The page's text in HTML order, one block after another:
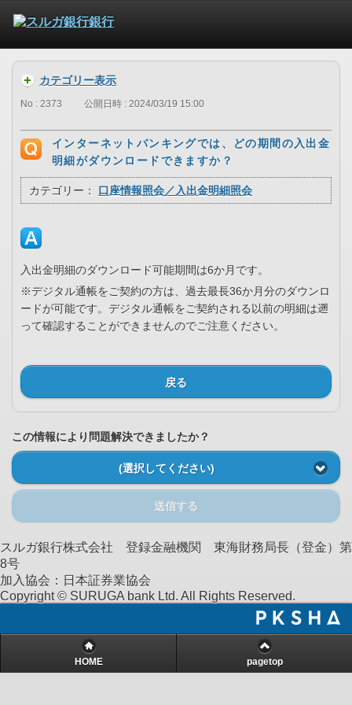
カテゴリー表示
No : 2373 公開日時 : 2024/03/19 15:00
インターネットバンキングでは、どの期間の入出金
明細がダウンロードできますか？
カテゴリー： 口座情報照会／入出金明細照会
入出金明細のダウンロード可能期間は6か月です。
※デジタル通帳をご契約の方は、過去最長36か月分のダウンロ
ードが可能です。デジタル通帳をご契約される以前の明細は遡
って確認することができませんのでご注意ください。
戻る
この情報により問題解決できましたか？
(選択してください)
送信する
スルガ銀行株式会社 登録金融機関 東海財務局長（登金）第
8号
加入協会：日本証券業協会
Copyright © SURUGA bank Ltd. All Rights Reserved.
HOME pagetop